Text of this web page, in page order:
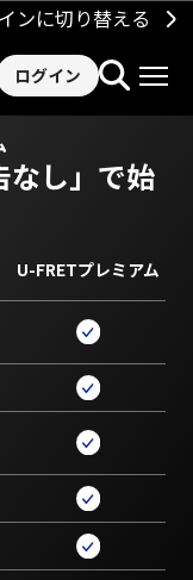
ンに切り替える
ログイン
なし」で始
U-FRETプレミアム